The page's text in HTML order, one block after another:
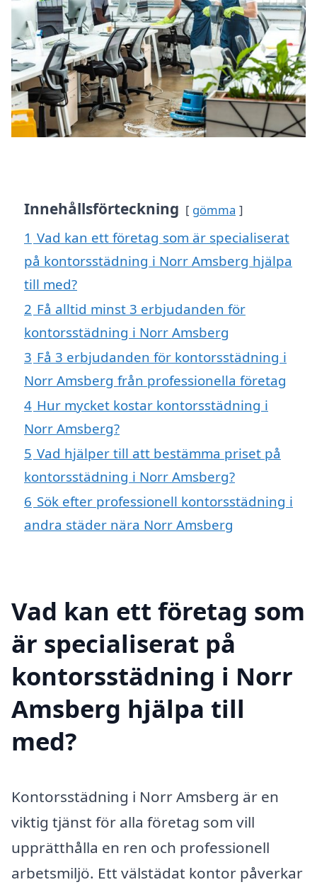
Innehållsförteckning gömma
1 Vad kan ett företag som är specialiserat
på kontorsstädning i Norr Amsberg hjälpa
till med?
2 Få alltid minst 3 erbjudanden för
kontorsstädning i Norr Amsberg
3 Få 3 erbjudanden för kontorsstädning i
Norr Amsberg från professionella företag
4 Hur mycket kostar kontorsstädning i
Norr Amsberg?
5 Vad hjälper till att bestämma priset på
kontorsstädning i Norr Amsberg?
6 Sök efter professionell kontorsstädning i
andra städer nära Norr Amsberg
Vad kan ett företag som
är specialiserat på
kontorsstädning i Norr
Amsberg hjälpa till
med?
Kontorsstädning i Norr Amsberg är en
viktig tjänst för alla företag som vill
upprätthålla en ren och professionell
arbetsmiljö. Ett välstädat kontor påverkar